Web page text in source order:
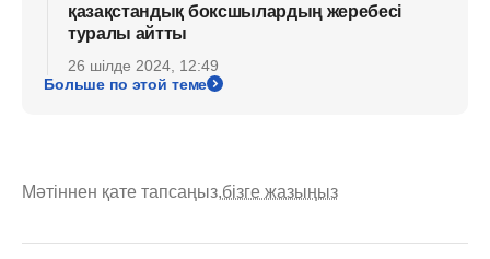
қазақстандық боксшылардың жеребесі
туралы айтты
26 шілде 2024, 12:49
Больше по этой теме
Мәтіннен қате тапсаңыз,бізге жазыңыз